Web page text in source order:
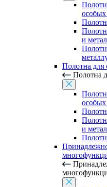
особых
и
Полотна для
Полотна
особых
и